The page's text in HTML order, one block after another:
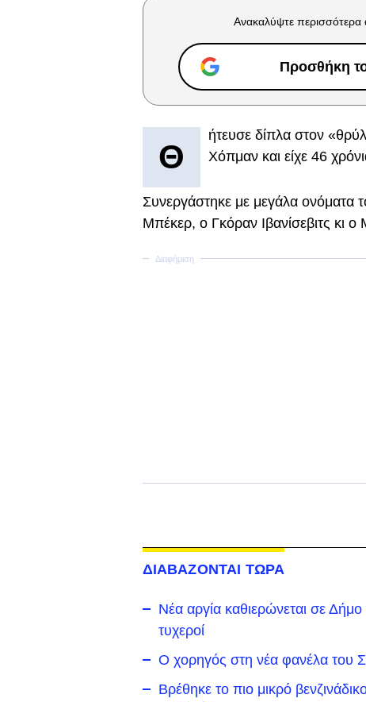
Ανακαλύψτε
Προσθήκη
Θ
ήτευσε δίπλα στον
Χόπμαν και είχε 46
Συνεργάστηκε με μεγάλα ονόματα
Μπέκερ, ο Γκόραν Ιβανίσεβιτς κι ο
ΔΙΑΒΑΖΟΝΤΑΙ ΤΩΡΑ
Νέα αργία καθιερώνεται σε Δήμο
τυχεροί
Ο χορηγός στη νέα φανέλα του
Βρέθηκε το πιο μικρό